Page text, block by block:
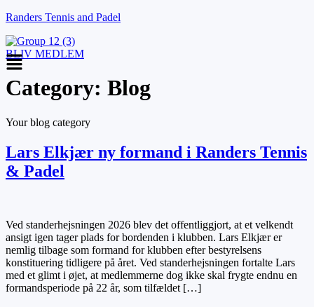
Randers Tennis and Padel
Menu
BLIV MEDLEM
Category: Blog
Your blog category
Lars Elkjær ny formand i Randers Tennis
& Padel
Ved standerhejsningen 2026 blev det offentliggjort, at et velkendt
ansigt igen tager plads for bordenden i klubben. Lars Elkjær er
nemlig tilbage som formand for klubben efter bestyrelsens
konstituering tidligere på året. Ved standerhejsningen fortalte Lars
med et glimt i øjet, at medlemmerne dog ikke skal frygte endnu en
formandsperiode på 22 år, som tilfældet […]